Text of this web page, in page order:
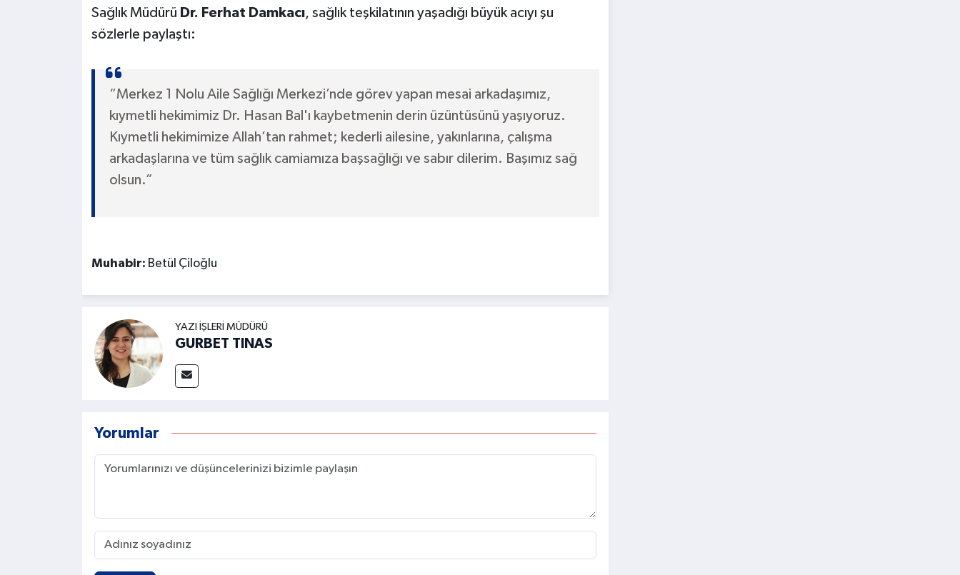
Sağlık Müdürü Dr. Ferhat Damkacı, sağlık teşkilatının yaşadığı büyük acıyı şu
sözlerle paylaştı:
“Merkez 1 Nolu Aile Sağlığı Merkezi’nde görev yapan mesai arkadaşımız,
kıymetli hekimimiz Dr. Hasan Bal'ı kaybetmenin derin üzüntüsünü yaşıyoruz.
Kıymetli hekimimize Allah’tan rahmet; kederli ailesine, yakınlarına, çalışma
arkadaşlarına ve tüm sağlık camiamıza başsağlığı ve sabır dilerim. Başımız sağ
olsun.”
Muhabir: Betül Çiloğlu
YAZI İŞLERI MÜDÜRÜ
GURBET TINAS
Yorumlar